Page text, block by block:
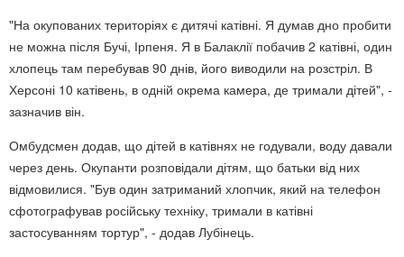
"На окупованих територіях є дитячі катівні. Я думав дно пробити
не можна після Бучі, Ірпеня. Я в Балаклії побачив 2 катівні, один
хлопець там перебував 90 днів, його виводили на розстріл. В
Херсоні 10 катівень, в одній окрема камера, де тримали дітей", -
зазначив він.
Омбудсмен додав, що дітей в катівнях не годували, воду давали
через день. Окупанти розповідали дітям, що батьки від них
відмовилися. "Був один затриманий хлопчик, який на телефон
сфотографував російську техніку, тримали в катівні
застосуванням тортур", - додав Лубінець.